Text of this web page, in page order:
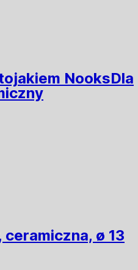
NooksDla
ceramiczna, ø 13